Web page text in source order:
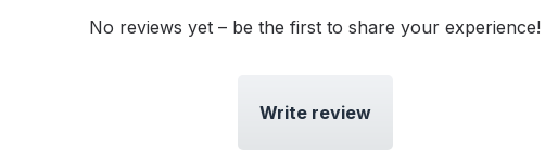
No reviews yet – be the first to share your experience!
Write review